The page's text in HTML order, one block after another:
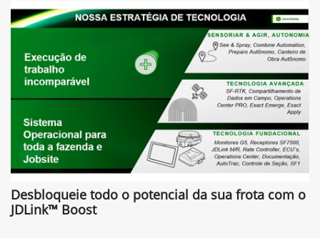
Desbloqueie todo o potencial da sua frota com o
JDLink™ Boost